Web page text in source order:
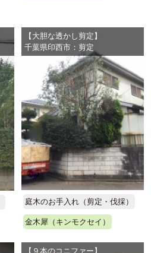
【大胆な透かし剪定】
千葉県印西市：剪定
庭木のお手入れ（剪定・伐採）
金木犀（キンモクセイ）
【９本のコニファー】